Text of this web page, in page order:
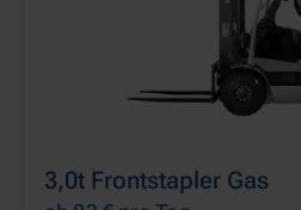
3,0t Frontstapler Gas